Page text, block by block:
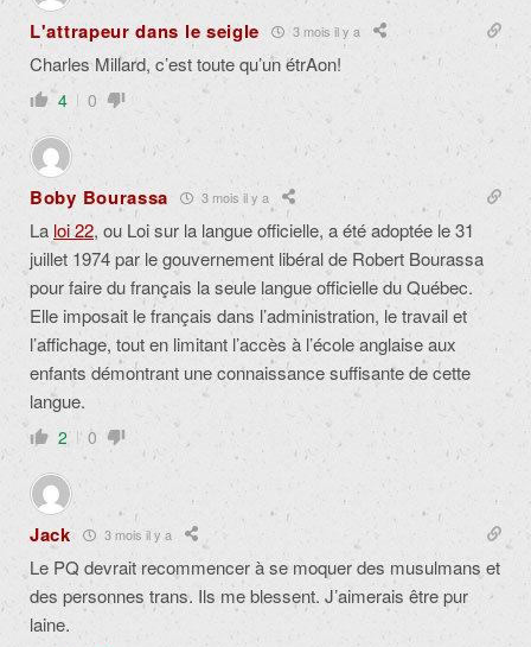
L'attrapeur dans le seigle 3 mois il y a
Charles Millard, c’est toute qu’un étrAon!
4 0
Boby Bourassa 3 mois il y a
La loi 22, ou Loi sur la langue officielle, a été adoptée le 31
juillet 1974 par le gouvernement libéral de Robert Bourassa
pour faire du français la seule langue officielle du Québec.
Elle imposait le français dans l’administration, le travail et
l’affichage, tout en limitant l’accès à l’école anglaise aux
enfants démontrant une connaissance suffisante de cette
langue.
2 0
Jack 3 mois il y a
Le PQ devrait recommencer à se moquer des musulmans et
des personnes trans. Ils me blessent. J’aimerais être pur
laine.